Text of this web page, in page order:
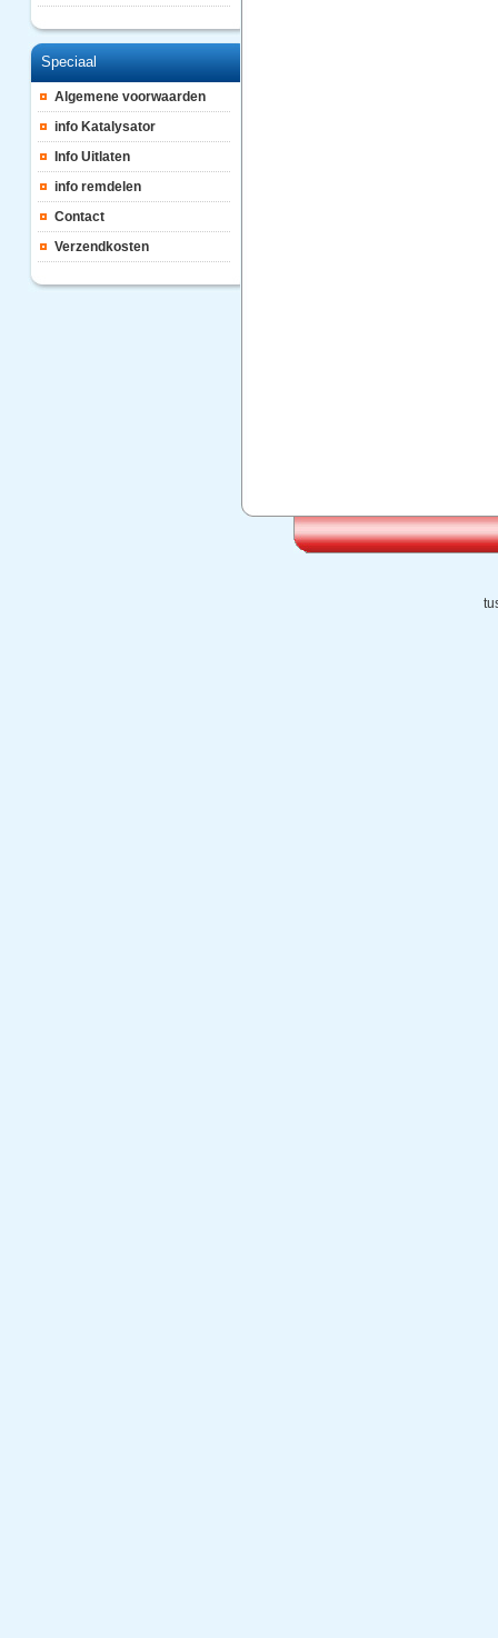
Speciaal
Algemene voorwaarden
info Katalysator
Info Uitlaten
info remdelen
Contact
Verzendkosten